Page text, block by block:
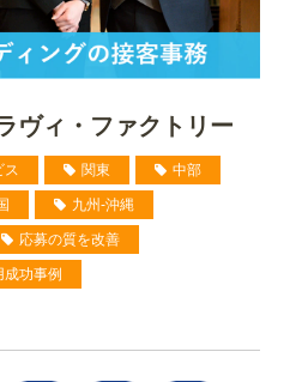
ヴィ・ファクトリー
ス 関東 中部
九州-沖縄
応募の質を改善
成功事例